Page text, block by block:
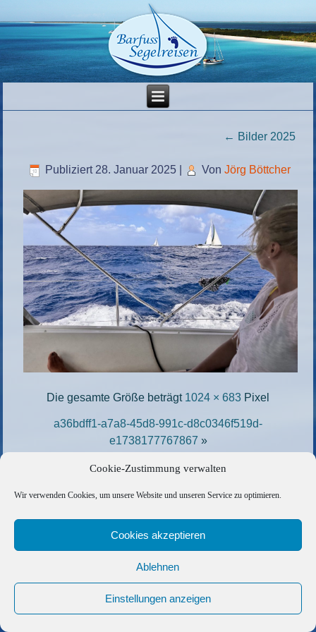
Cookie-Zustimmung verwalten
Wir verwenden Cookies, um unsere Website und unseren Service zu optimieren.
Cookies akzeptieren
Ablehnen
Einstellungen anzeigen
← Bilder 2025
Publiziert 28. Januar 2025 Von Jörg Böttcher
Die gesamte Größe beträgt 1024 × 683 Pixel
a36bdff1-a7a8-45d8-991c-d8c0346f519d-
e1738177767867 »
Copyright © 2026 Barfuss Segelreisen GmbH
Kontakt|Impressum|Datenschutz|Cookie-Richtlinie|
AGB|Befreundete Links